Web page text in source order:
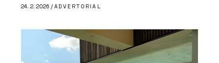
24. 2. 2026 / ADVERTORIAL